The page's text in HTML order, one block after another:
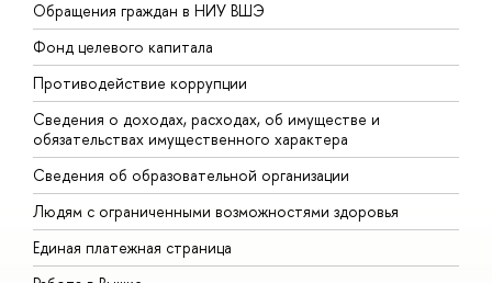
Обращения граждан в НИУ ВШЭ
Фонд целевого капитала
Противодействие коррупции
Сведения о доходах, расходах, об имуществе и
обязательствах имущественного характера
Сведения об образовательной организации
Людям с ограниченными возможностями здоровья
Единая платежная страница